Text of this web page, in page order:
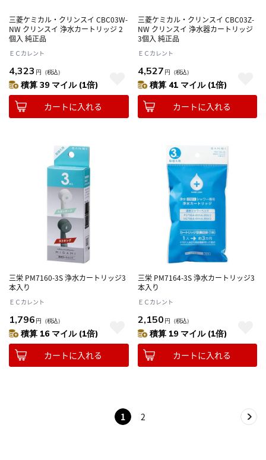
三菱ケミカル・クリンスイ CBC03W-
NW クリンスイ 浄水カートリッジ 2
個入 純正品
ＥＣカレント
4,323 円 （税込）
積算 39 マイル (1倍)
カートに入れる
三菱ケミカル・クリンスイ CBC03Z-
NW クリンスイ 浄水器カートリッジ
3個入 純正品
ＥＣカレント
4,527 円 （税込）
積算 41 マイル (1倍)
カートに入れる
三栄 PM7160-3S 浄水カートリッジ3
本入り
ＥＣカレント
1,796 円 （税込）
積算 16 マイル (1倍)
カートに入れる
三栄 PM7164-3S 浄水カートリッジ3
本入り
ＥＣカレント
2,150 円 （税込）
積算 19 マイル (1倍)
カートに入れる
1 2